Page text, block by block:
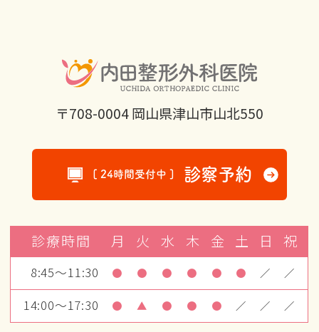
〒708-0004 岡山県津山市山北550
[ 24時間受付中 ] 診察予約
診療時間 月 火 水 木 金 土 日 祝
8:45～11:30 ● ● ● ● ● ● ／ ／
14:00～17:30 ● ▲ ● ● ● ／ ／ ／